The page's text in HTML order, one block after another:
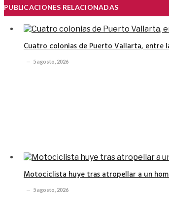
PUBLICACIONES RELACIONADAS
Cuatro colonias de Puerto Vallarta, entre
5 agosto, 2026
Motociclista huye tras atropellar a un
5 agosto, 2026